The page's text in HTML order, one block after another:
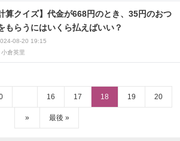
08-20 19:15
小倉英里
算クイズ】代金が668円のとき、35円のおつ
もらうにはいくら払えばいい？
16 17 18 19 20
» 最後 »